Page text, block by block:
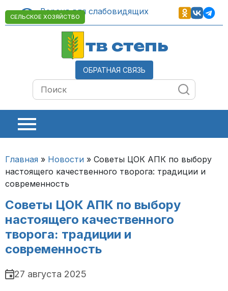
Версия для слабовидящих
тв степь
ОБРАТНАЯ СВЯЗЬ
Главная » Новости » Советы ЦОК АПК по выбору
настоящего качественного творога: традиции и
современность
Советы ЦОК АПК по выбору
настоящего качественного
творога: традиции и
современность
СЕЛЬСКОЕ ХОЗЯЙСТВО
27 августа 2025